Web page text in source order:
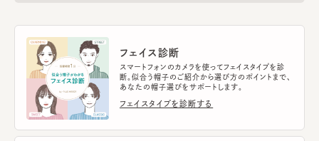
フェイス診断
スマートフォンのカメラを使ってフェイスタイプを診
断。似合う帽子のご紹介から選び方のポイントまで、
あなたの帽子選びをサポートします。
フェイスタイプを診断する